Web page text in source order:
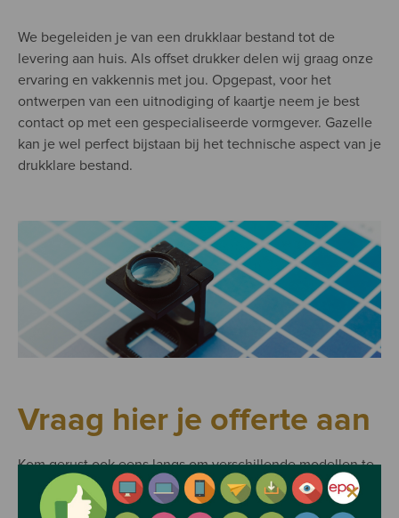
We begeleiden je van een drukklaar bestand tot de
levering aan huis. Als offset drukker delen wij graag onze
ervaring en vakkennis met jou. Opgepast, voor het
ontwerpen van een uitnodiging of kaartje neem je best
contact op met een gespecialiseerde vormgever. Gazelle
kan je wel perfect bijstaan bij het technische aspect van je
drukklare bestand.
Vraag hier je offerte aan
Kom gerust ook eens langs om verschillende modellen te
bekijken en je te laten inspireren.
×